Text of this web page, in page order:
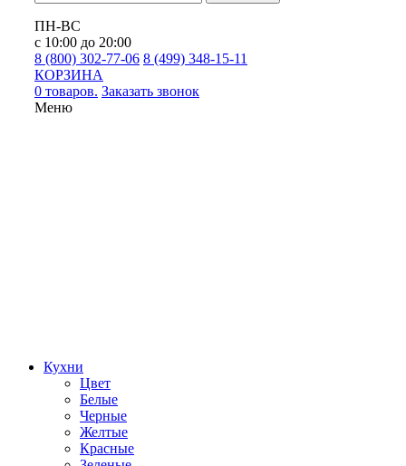
ПН-ВС
с 10:00 до 20:00
8 (800) 302-77-06 8 (499) 348-15-11
КОРЗИНА
0 товаров. Заказать звонок
Меню
Кухни
Цвет
Белые
Черные
Желтые
Красные